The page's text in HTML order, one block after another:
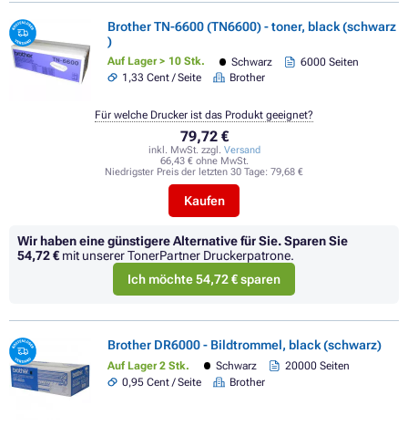
Brother TN-6600 (TN6600) - toner, black (schwarz
)
Auf Lager > 10 Stk. Schwarz
6000 Seiten
1,33 Cent / Seite
Brother
79,72 €
inkl. MwSt. zzgl. Versand
66,43 € ohne MwSt.
Niedrigster Preis der letzten 30 Tage: 79,68 €
Kaufen
Für welche Drucker ist das Produkt geeignet?
Wir haben eine günstigere Alternative für Sie.Sparen Sie
54,72 € mit unserer TonerPartner Druckerpatrone.
Ich möchte 54,72 € sparen
Brother DR6000 - Bildtrommel, black (schwarz)
Auf Lager 2 Stk. Schwarz
20000 Seiten
0,95 Cent / Seite
Brother